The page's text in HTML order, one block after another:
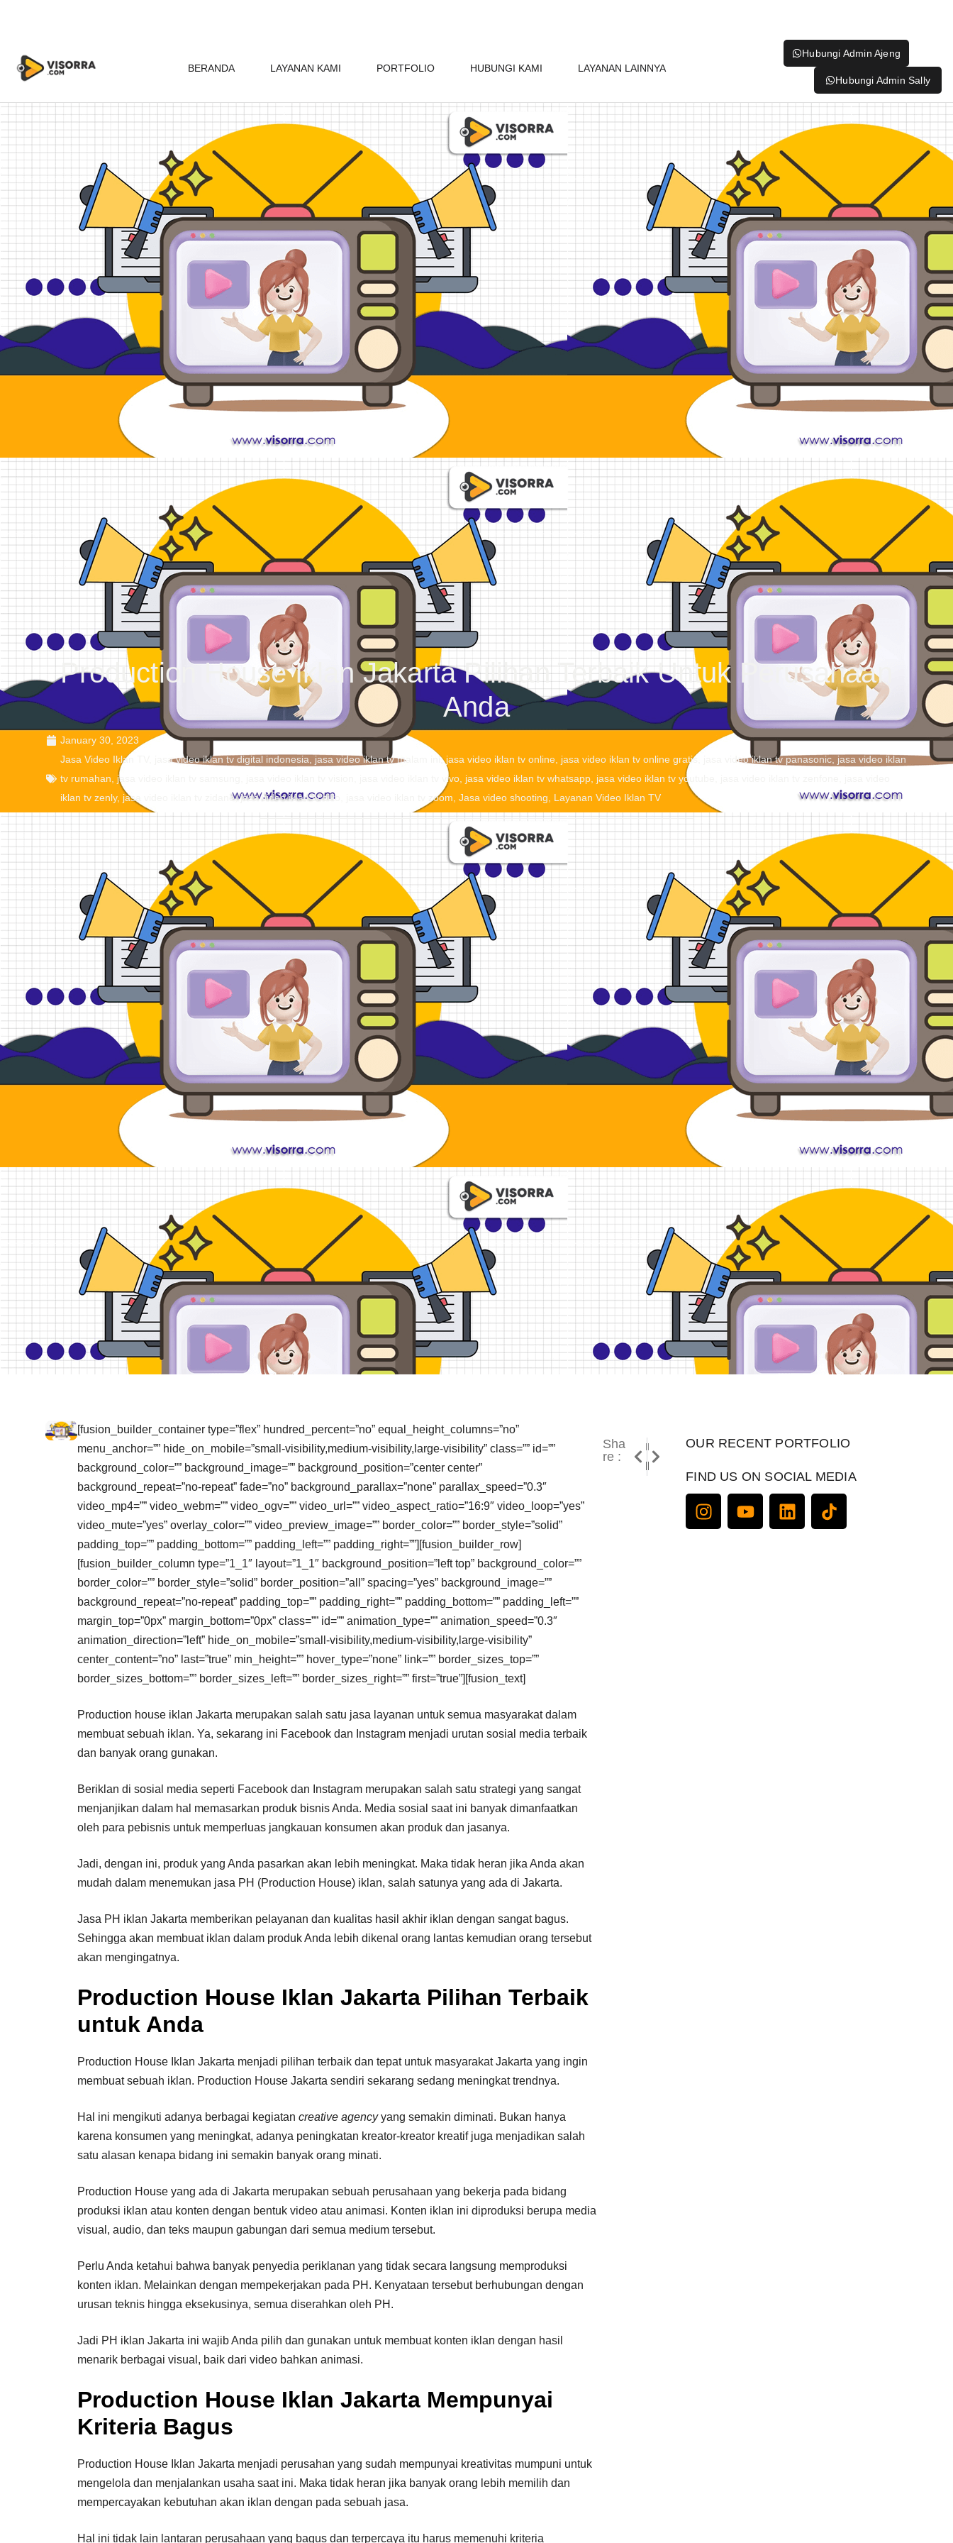
BERANDA LAYANAN KAMI PORTFOLIO HUBUNGI KAMI LAYANAN LAINNYA
Hubungi Admin Ajeng
Hubungi Admin Sally
Production House Iklan Jakarta Pilihan Terbaik Untuk Perusahaan
Anda
January 30, 2023
Jasa Video Iklan TV
jasa video iklan tv digital indonesia,jasa video iklan tv malam ini,jasa video iklan tv online jasa video iklan tv online gratis jasa video iklan tv panasonic,jasa video iklan
tv rumahan
jasa video iklan tv samsung jasa video iklan tv vivo jasa video iklan tv whatsapp jasa video iklan tv youtube
iklan tv zenly, jasa video iklan tv zidane,jasa video iklan tv ziko jasa video iklan tv zoom ,Jasa video shooting Layanan Video Iklan TV
[fusion_builder_container type=”flex” hundred_percent=”no” equal_height_columns=”no”
menu_anchor=”” hide_on_mobile=”small-visibility,medium-visibility,large-visibility” class=”” id=””
background_color=”” background_image=”” background_position=”center center”
background_repeat=”no-repeat” fade=”no” background_parallax=”none” parallax_speed=”0.3″
video_mp4=”” video_webm=”” video_ogv=”” video_url=”” video_aspect_ratio=”16:9″ video_loop=”yes”
video_mute=”yes” overlay_color=”” video_preview_image=”” border_color=”” border_style=”solid”
padding_top=”” padding_bottom=”” padding_left=”” padding_right=””][fusion_builder_row]
[fusion_builder_column type=”1_1″ layout=”1_1″ background_position=”left top” background_color=””
border_color=”” border_style=”solid” border_position=”all” spacing=”yes” background_image=””
background_repeat=”no-repeat” padding_top=”” padding_right=”” padding_bottom=”” padding_left=””
margin_top=”0px” margin_bottom=”0px” class=”” id=”” animation_type=”” animation_speed=”0.3″
animation_direction=”left” hide_on_mobile=”small-visibility,medium-visibility,large-visibility”
center_content=”no” last=”true” min_height=”” hover_type=”none” link=”” border_sizes_top=””
border_sizes_bottom=”” border_sizes_left=”” border_sizes_right=”” first=”true”][fusion_text]
Production house iklan Jakarta merupakan salah satu jasa layanan untuk semua masyarakat dalam
membuat sebuah iklan. Ya, sekarang ini Facebook dan Instagram menjadi urutan sosial media terbaik
dan banyak orang gunakan.
Beriklan di sosial media seperti Facebook dan Instagram merupakan salah satu strategi yang sangat
menjanjikan dalam hal memasarkan produk bisnis Anda. Media sosial saat ini banyak dimanfaatkan
oleh para pebisnis untuk memperluas jangkauan konsumen akan produk dan jasanya.
Jadi, dengan ini, produk yang Anda pasarkan akan lebih meningkat. Maka tidak heran jika Anda akan
mudah dalam menemukan jasa PH (Production House) iklan, salah satunya yang ada di Jakarta.
Jasa PH iklan Jakarta memberikan pelayanan dan kualitas hasil akhir iklan dengan sangat bagus.
Sehingga akan membuat iklan dalam produk Anda lebih dikenal orang lantas kemudian orang tersebut
akan mengingatnya.
Production House Iklan Jakarta Pilihan Terbaik
untuk Anda
Production House Iklan Jakarta menjadi pilihan terbaik dan tepat untuk masyarakat Jakarta yang ingin
membuat sebuah iklan. Production House Jakarta sendiri sekarang sedang meningkat trendnya.
Hal ini mengikuti adanya berbagai kegiatan creative agencyyang semakin diminati. Bukan hanya
karena konsumen yang meningkat, adanya peningkatan kreator-kreator kreatif juga menjadikan salah
satu alasan kenapa bidang ini semakin banyak orang minati.
Production House yang ada di Jakarta merupakan sebuah perusahaan yang bekerja pada bidang
produksi iklan atau konten dengan bentuk video atau animasi. Konten iklan ini diproduksi berupa media
visual, audio, dan teks maupun gabungan dari semua medium tersebut.
Perlu Anda ketahui bahwa banyak penyedia periklanan yang tidak secara langsung memproduksi
konten iklan. Melainkan dengan mempekerjakan pada PH. Kenyataan tersebut berhubungan dengan
urusan teknis hingga eksekusinya, semua diserahkan oleh PH.
Jadi PH iklan Jakarta ini wajib Anda pilih dan gunakan untuk membuat konten iklan dengan hasil
menarik berbagai visual, baik dari video bahkan animasi.
Production House Iklan Jakarta Mempunyai
Kriteria Bagus
Production House Iklan Jakarta menjadi perusahan yang sudah mempunyai kreativitas mumpuni untuk
mengelola dan menjalankan usaha saat ini. Maka tidak heran jika banyak orang lebih memilih dan
mempercayakan kebutuhan akan iklan dengan pada sebuah jasa.
Hal ini tidak lain lantaran perusahaan yang bagus dan terpercaya itu harus memenuhi kriteria
Sha
re :
Product Videography Services, Layanan Beriklan Paling Tepat Masa kini
OUR RECENT PORTFOLIO
FIND US ON SOCIAL MEDIA